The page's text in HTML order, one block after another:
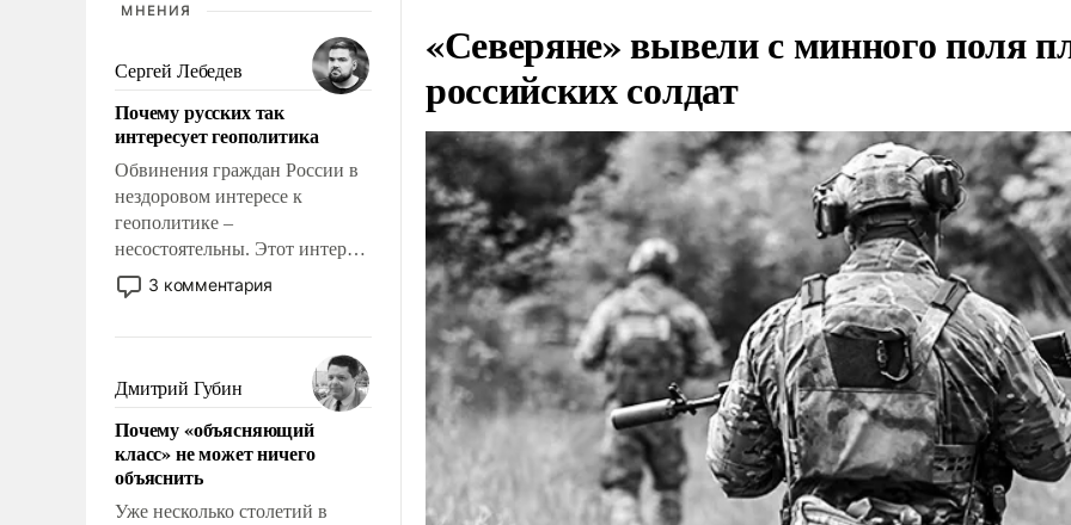
МНЕНИЯ
Сергей Лебедев
Почему русских так
интересует геополитика
Обвинения граждан России в
нездоровом интересе к
геополитике –
несостоятельны. Этот интерес
рационален и прагматичен. Он
обусловлен тысячелетним
фундаментальным знанием,
что мировая политика имеет
свойство заявляться на порог
нашего дома.
3 комментария
Дмитрий Губин
Почему «объясняющий
класс» не может ничего
объяснить
Уже несколько столетий в
«Северяне» вывели с минного поля
российских солдат